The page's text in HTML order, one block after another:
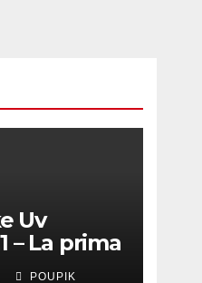
Uv
– La prima
UV 3D-
POUPIK